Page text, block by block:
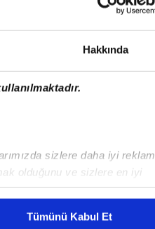
Hakkında
sizlere daha iyi reklam
olduğunu ve sizlere en iyi
maliyetlerimizi karşılamak
Tümünü Kabul Et